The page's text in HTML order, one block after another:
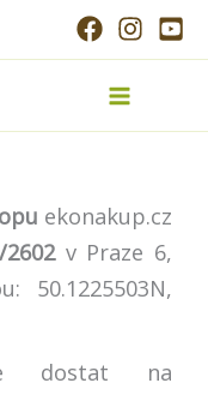
ekonakup.cz
v Praze 6,
50.1225503N,
dostat na